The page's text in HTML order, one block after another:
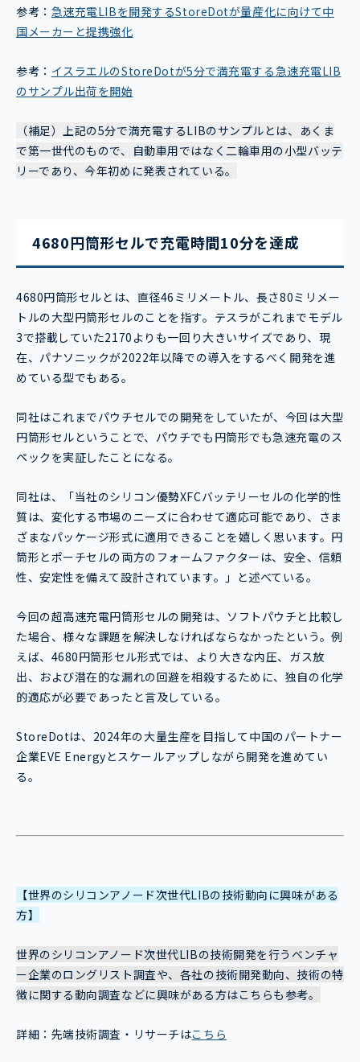
参考： 急速充電LIBを開発するStoreDotが量産化に向けて中
国メーカーと提携強化
参考： イスラエルのStoreDotが5分で満充電する急速充電LIB
のサンプル出荷を開始
（補足）上記の5分で満充電するLIBのサンプルとは、あくま
で第一世代のもので、自動車用ではなく二輪車用の小型バッテ
リーであり、今年初めに発表されている。
4680円筒形セルで充電時間10分を達成
4680円筒形セルとは、直径46ミリメートル、長さ80ミリメー
トルの大型円筒形セルのことを指す。テスラがこれまでモデル
3で搭載していた2170よりも一回り大きいサイズであり、現
在、パナソニックが2022年以降での導入をするべく開発を進
めている型でもある。
同社はこれまでパウチセルでの開発をしていたが、今回は大型
円筒形セルということで、パウチでも円筒形でも急速充電のス
ペックを実証したことになる。
同社は、「当社のシリコン優勢XFCバッテリーセルの化学的性
質は、変化する市場のニーズに合わせて適応可能であり、さま
ざまなパッケージ形式に適用できることを嬉しく思います。円
筒形とポーチセルの両方のフォームファクターは、安全、信頼
性、安定性を備えて設計されています。」と述べている。
今回の超高速充電円筒形セルの開発は、ソフトパウチと比較し
た場合、様々な課題を解決しなければならなかったという。例
えば、4680円筒形セル形式では、より大きな内圧、ガス放
出、および潜在的な漏れの回避を相殺するために、独自の化学
的適応が必要であったと言及している。
StoreDotは、2024年の大量生産を目指して中国のパートナー
企業EVE Energyとスケールアップしながら開発を進めてい
る。
【世界のシリコンアノード次世代LIBの技術動向に興味がある
方】
世界のシリコンアノード次世代LIBの技術開発を行うベンチャ
ー企業のロングリスト調査や、各社の技術開発動向、技術の特
徴に関する動向調査などに興味がある方はこちらも参考。
詳細：先端技術調査・リサーチはこちら